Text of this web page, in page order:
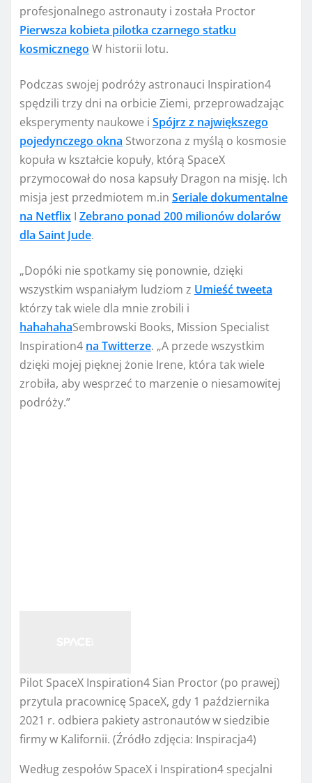
profesjonalnego astronauty i została Proctor
Pierwsza kobieta pilotka czarnego statku
kosmicznego W historii lotu.
Podczas swojej podróży astronauci Inspiration4
spędzili trzy dni na orbicie Ziemi, przeprowadzając
eksperymenty naukowe i Spójrz z największego
pojedynczego okna Stworzona z myślą o kosmosie
kopuła w kształcie kopuły, którą SpaceX
przymocował do nosa kapsuły Dragon na misję. Ich
misja jest przedmiotem m.in Seriale dokumentalne
na Netflix I Zebrano ponad 200 milionów dolarów
dla Saint Jude.
„Dopóki nie spotkamy się ponownie, dzięki
wszystkim wspaniałym ludziom z Umieść tweeta
którzy tak wiele dla mnie zrobili i
hahahahaSembrowski Books, Mission Specialist
Inspiration4 na Twitterze. „A przede wszystkim
dzięki mojej pięknej żonie Irene, która tak wiele
zrobiła, aby wesprzeć to marzenie o niesamowitej
podróży.”
Pilot SpaceX Inspiration4 Sian Proctor (po prawej)
przytula pracownicę SpaceX, gdy 1 października
2021 r. odbiera pakiety astronautów w siedzibie
firmy w Kalifornii. (Źródło zdjęcia: Inspiracja4)
Według zespołów SpaceX i Inspiration4 specjalni